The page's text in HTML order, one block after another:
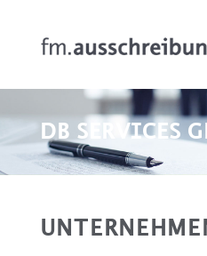
DB SERVICES